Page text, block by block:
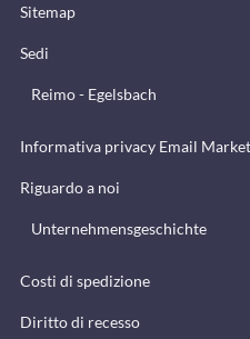
Sitemap
Sedi
Reimo - Egelsbach
Informativa privacy Email
Riguardo a noi
Unternehmensgeschichte
Costi di spedizione
Diritto di recesso